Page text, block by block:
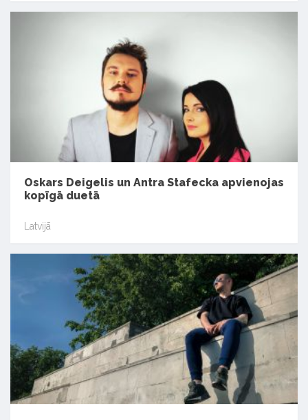
Oskars Deigelis un Antra Stafecka apvienojas
kopīgā duetā
Latvijā